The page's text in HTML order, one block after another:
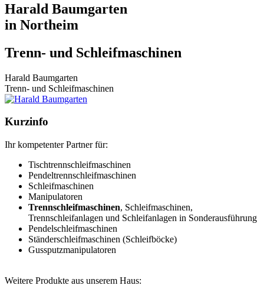
Harald Baumgarten
in Northeim
Trenn- und Schleifmaschinen
Harald Baumgarten
Trenn- und Schleifmaschinen
Kurzinfo
Ihr kompetenter Partner für:
Tischtrennschleifmaschinen
Pendeltrennschleifmaschinen
Schleifmaschinen
Manipulatoren
Trennschleifmaschinen, Schleifmaschinen,
Trennschleifanlagen und Schleifanlagen in Sonderausführung
Pendelschleifmaschinen
Ständerschleifmaschinen (Schleifböcke)
Gussputzmanipulatoren
Weitere Produkte aus unserem Haus: